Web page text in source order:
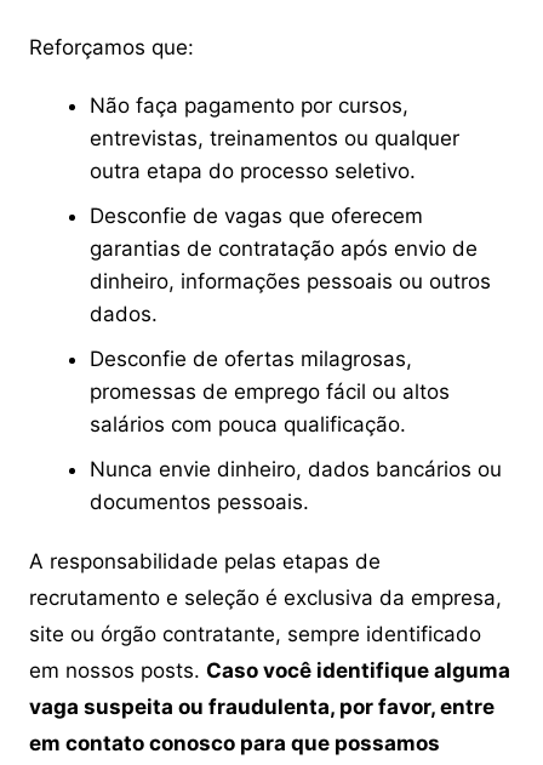
Reforçamos que:
Não faça pagamento por cursos,
entrevistas, treinamentos ou qualquer
outra etapa do processo seletivo.
Desconfie de vagas que oferecem
garantias de contratação após envio de
dinheiro, informações pessoais ou outros
dados.
Desconfie de ofertas milagrosas,
promessas de emprego fácil ou altos
salários com pouca qualificação.
Nunca envie dinheiro, dados bancários ou
documentos pessoais.
A responsabilidade pelas etapas de
recrutamento e seleção é exclusiva da empresa,
site ou órgão contratante, sempre identificado
em nossos posts. Caso você identifique alguma
vaga suspeita ou fraudulenta, por favor, entre
em contato conosco para que possamos